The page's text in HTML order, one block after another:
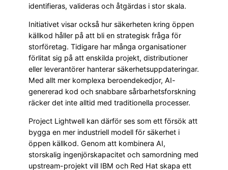
identifieras, valideras och åtgärdas i stor skala.
Initiativet visar också hur säkerheten kring öppen
källkod håller på att bli en strategisk fråga för
storföretag. Tidigare har många organisationer
förlitat sig på att enskilda projekt, distributioner
eller leverantörer hanterar säkerhetsuppdateringar.
Med allt mer komplexa beroendekedjor, AI-
genererad kod och snabbare sårbarhetsforskning
räcker det inte alltid med traditionella processer.
Project Lightwell kan därför ses som ett försök att
bygga en mer industriell modell för säkerhet i
öppen källkod. Genom att kombinera AI,
storskalig ingenjörskapacitet och samordning med
upstream-projekt vill IBM och Red Hat skapa ett